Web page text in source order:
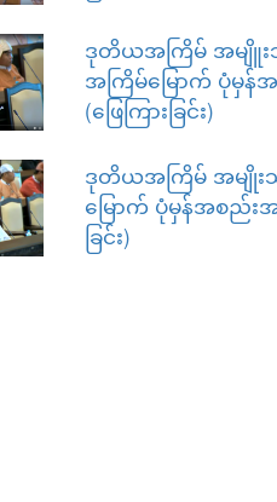
ဒုတိယအကြိမ် အမျိူ
အကြိမ်မြောက် ပုံမှန်
(ဖြေကြားခြင်း)
ဒုတိယအကြိမ် အမျိုး
မြောက် ပုံမှန်အစည်းအ
ခြင်း)